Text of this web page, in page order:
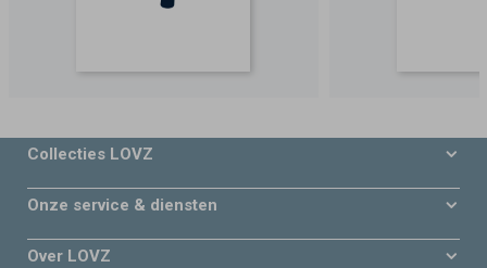
Collecties LOVZ
Onze service & diensten
Over LOVZ